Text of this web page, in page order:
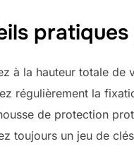
à la hauteur totale de
régulièrement la
de protection
toujours un jeu de